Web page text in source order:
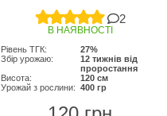
2
В НАЯВНОСТІ
Рівень ТГК:
27%
Збір урожаю:
12 тижнів від
проростання
Висота:
120 см
Урожай з рослини: 400 гр